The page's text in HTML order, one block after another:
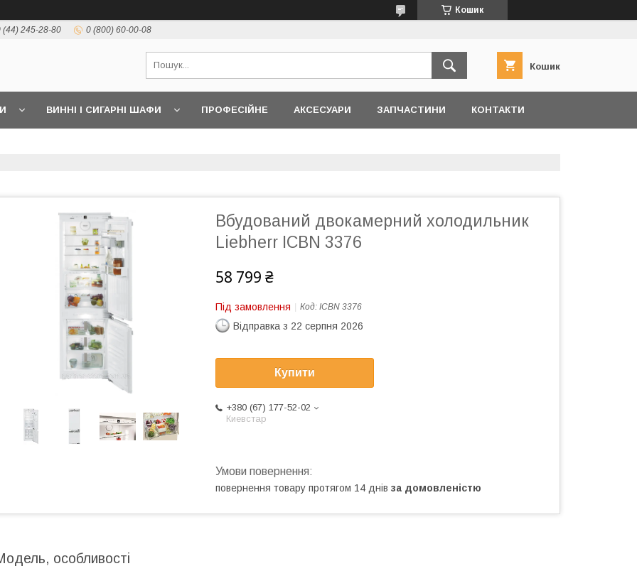
Кошик
(44) 245-28-80 0 (800) 60-00-08
Кошик
ВИННІ І СИГАРНІ ШАФИ ПРОФЕСІЙНЕ АКСЕСУАРИ ЗАПЧАСТИНИ КОНТАКТИ
Вбудований двокамерний холодильник
Liebherr ICBN 3376
58 799 ₴
Під замовлення Код: ICBN 3376
Відправка з 22 серпня 2026
Купити
+380 (67) 177-52-02
Киевстар
повернення товару протягом 14 днів за домовленістю
особливості